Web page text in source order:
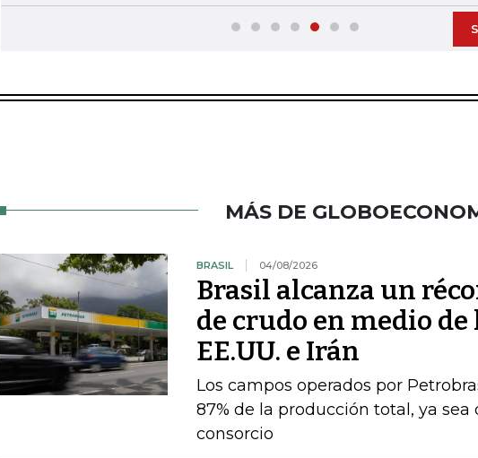
MÁS DE
BRASIL 04/08/2026
Brasil alcanza un
de crudo en medio
EE.UU. e Irán
Los campos operados por
87% de la producción total, ya
consorcio